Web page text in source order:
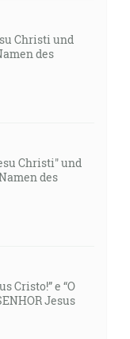
Christi und
des
Christi" und
des
Cristo!” e “O
Jesus